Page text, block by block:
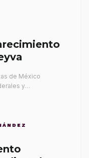
de México
y…